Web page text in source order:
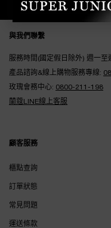
與我們聯繫
服務時間(國定假日除外) 週一
產品諮詢&線上購物服務專線:
玫瑰會務中心: 0800-211-198
蘭蔻LINE線上客服
顧客服務
櫃點查詢
訂單狀態
常見問題
運送條款